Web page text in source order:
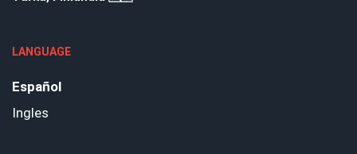
LANGUAGE
Español
Ingles